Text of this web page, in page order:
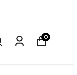
0